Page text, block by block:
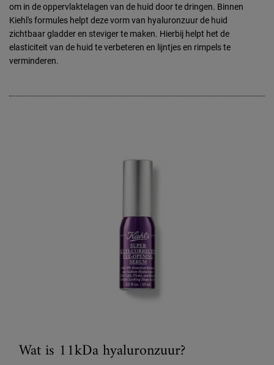
om in de oppervlaktelagen van de huid door te dringen. Binnen
Kiehl's formules helpt deze vorm van hyaluronzuur de huid
zichtbaar gladder en steviger te maken. Hierbij helpt het de
elasticiteit van de huid te verbeteren en lijntjes en rimpels te
verminderen.
Wat is 11kDa hyaluronzuur?